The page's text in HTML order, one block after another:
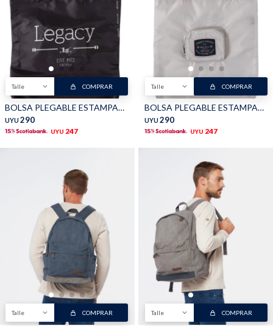
Talle COMPRAR
BOLSA PLEGABLE ESTAMPADA - Negro
UYU 290
UYU 247
Talle COMPRAR
BOLSA PLEGABLE ESTAMPADA - Beige
UYU 290
UYU 247
Talle COMPRAR Talle COMPRAR